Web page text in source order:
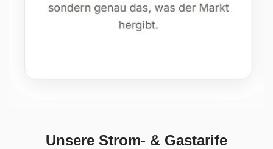
Unsere Strom- & Gastarife